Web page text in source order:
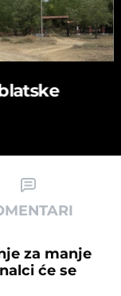
za manje
će se